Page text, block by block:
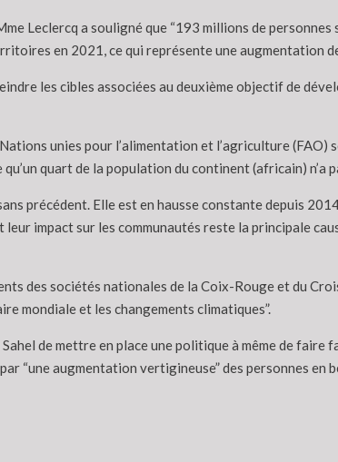
Leclercq a souligné que “193 millions de
en 2021, ce qui représente une augmentation
les cibles associées au deuxième objectif de
unies pour l’alimentation et l’agriculture (FAO)
quart de la population du continent (africain) n’a
précédent. Elle est en hausse constante depuis
impact sur les communautés reste la principale
des sociétés nationales de la Coix-Rouge et du
mondiale et les changements climatiques”.
de mettre en place une politique à même de faire
“une augmentation vertigineuse” des personnes en